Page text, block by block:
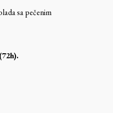
sa pečenim